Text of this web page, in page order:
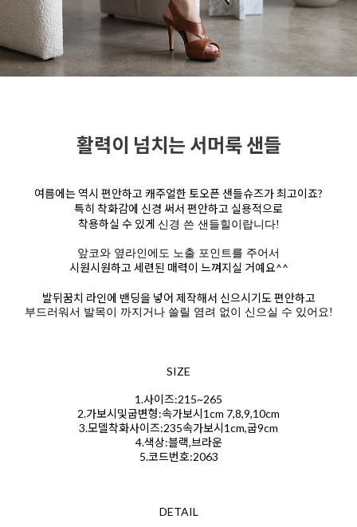
활력이 넘치는 서머룩 샌들
여름에는 역시 편안하고 캐주얼한 토오픈 샌들슈즈가 최고이죠?
특히 착화감에 신경 써서 편안하고 실용적으로
착용하실 수 있게 신경 쓴 샌들힐이랍니다!
앞코와 옆라인에도 노출 포인트를 주어서
시원시원하고 세련된 매력이 느껴지실 거예요^^
발뒤꿈치 라인에 밴딩을 넣어 제작해서 신으시기도 편안하고
부드러워서 발목이 까지거나 쓸릴 염려 없이 신으실 수 있어요!
SIZE
1.사이즈:215~265
2.가보시및굽변형:속가보시1cm 7,8,9,10cm
3.모델착화사이즈:235속가보시1cm,굽9cm
4.색상:블랙,브라운
5.코드번호:2063
DETAIL